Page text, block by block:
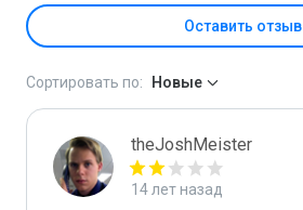
Оставить отзыв
Сортировать по: Новые
theJoshMeister
14 лет назад